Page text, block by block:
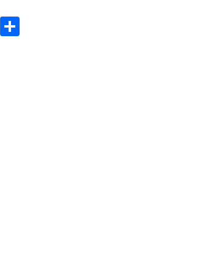
Email